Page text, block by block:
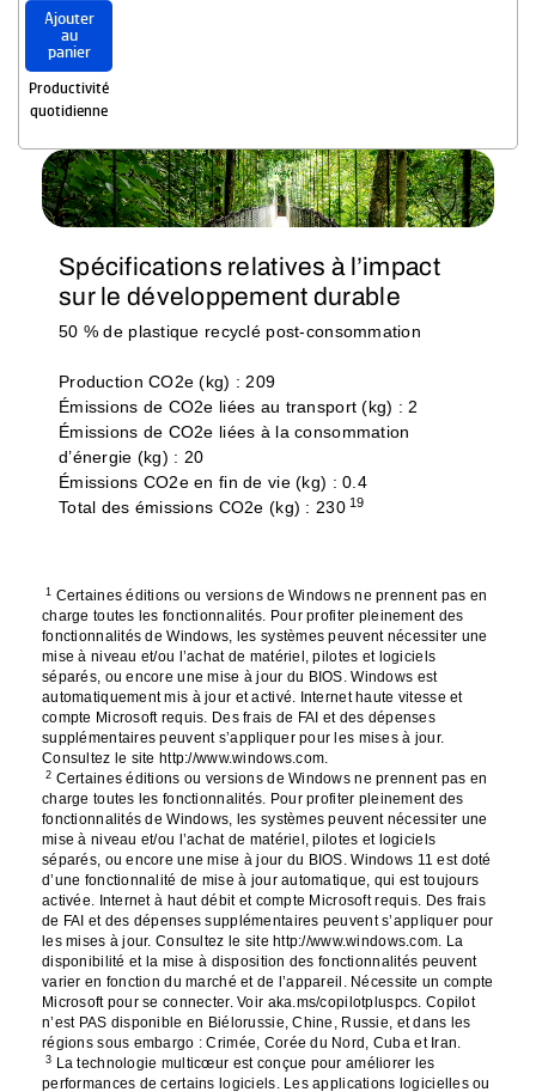
Ajouter
au
panier
Productivité
quotidienne
Spécifications relatives à l’impact
sur le développement durable
50 % de plastique recyclé post-consommation
Production CO2e (kg) : 209
Émissions de CO2e liées au transport (kg) : 2
Émissions de CO2e liées à la consommation
d’énergie (kg) : 20
Émissions CO2e en fin de vie (kg) : 0.4
Total des émissions CO2e (kg) : 230 19
1 Certaines éditions ou versions de Windows ne prennent pas en
charge toutes les fonctionnalités. Pour profiter pleinement des
fonctionnalités de Windows, les systèmes peuvent nécessiter une
mise à niveau et/ou l’achat de matériel, pilotes et logiciels
séparés, ou encore une mise à jour du BIOS. Windows est
automatiquement mis à jour et activé. Internet haute vitesse et
compte Microsoft requis. Des frais de FAI et des dépenses
supplémentaires peuvent s’appliquer pour les mises à jour.
Consultez le site http://www.windows.com.
2 Certaines éditions ou versions de Windows ne prennent pas en
charge toutes les fonctionnalités. Pour profiter pleinement des
fonctionnalités de Windows, les systèmes peuvent nécessiter une
mise à niveau et/ou l’achat de matériel, pilotes et logiciels
séparés, ou encore une mise à jour du BIOS. Windows 11 est doté
d’une fonctionnalité de mise à jour automatique, qui est toujours
activée. Internet à haut débit et compte Microsoft requis. Des frais
de FAI et des dépenses supplémentaires peuvent s’appliquer pour
les mises à jour. Consultez le site http://www.windows.com. La
disponibilité et la mise à disposition des fonctionnalités peuvent
varier en fonction du marché et de l’appareil. Nécessite un compte
Microsoft pour se connecter. Voir aka.ms/copilotpluspcs. Copilot
n’est PAS disponible en Biélorussie, Chine, Russie, et dans les
régions sous embargo : Crimée, Corée du Nord, Cuba et Iran.
3 La technologie multicœur est conçue pour améliorer les
performances de certains logiciels. Les applications logicielles ou